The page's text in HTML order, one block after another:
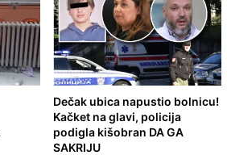
Dečak ubica napustio bolnicu!
Kačket na glavi, policija
podigla kišobran DA GA
SAKRIJU